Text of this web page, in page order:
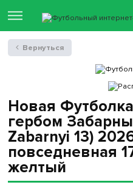
Новая
гербом
Zabarnyi 13)
повседневная
желтый
Вернуться